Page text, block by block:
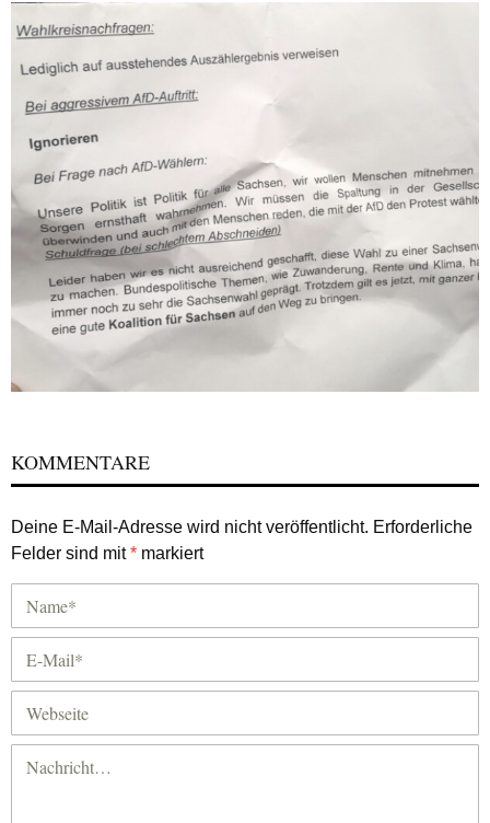
KOMMENTARE
Deine E-Mail-Adresse wird nicht veröffentlicht. Erforderliche
Felder sind mit* markiert